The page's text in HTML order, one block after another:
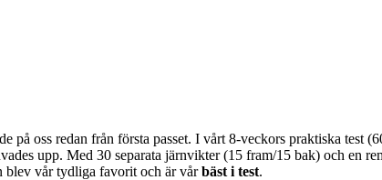
oss redan från första passet. I vårt 8‑veckors praktiska test
upp. Med 30 separata järnvikter (15 fram/15 bak) och en
blev vår tydliga favorit och är vårbäst i test.